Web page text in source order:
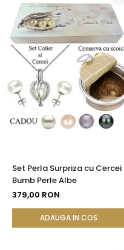
Set Perla Surpriza cu Cercei
Bumb Perle Albe
379,00 RON
ADAUGA IN COS